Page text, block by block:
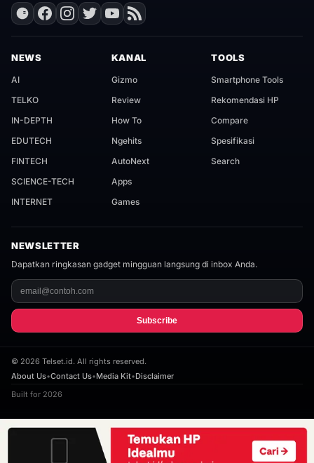
NEWS
AI
TELKO
IN-DEPTH
EDUTECH
FINTECH
SCIENCE-TECH
INTERNET
KANAL
Gizmo
Review
How To
Ngehits
AutoNext
Apps
Games
TOOLS
Smartphone Tools
Rekomendasi HP
Compare
Spesifikasi
Search
NEWSLETTER
Dapatkan ringkasan gadget mingguan langsung di inbox Anda.
Subscribe
© 2026 Telset.id. All rights reserved.
About Us•Contact Us•Media Kit•Disclaimer
Built for 2026